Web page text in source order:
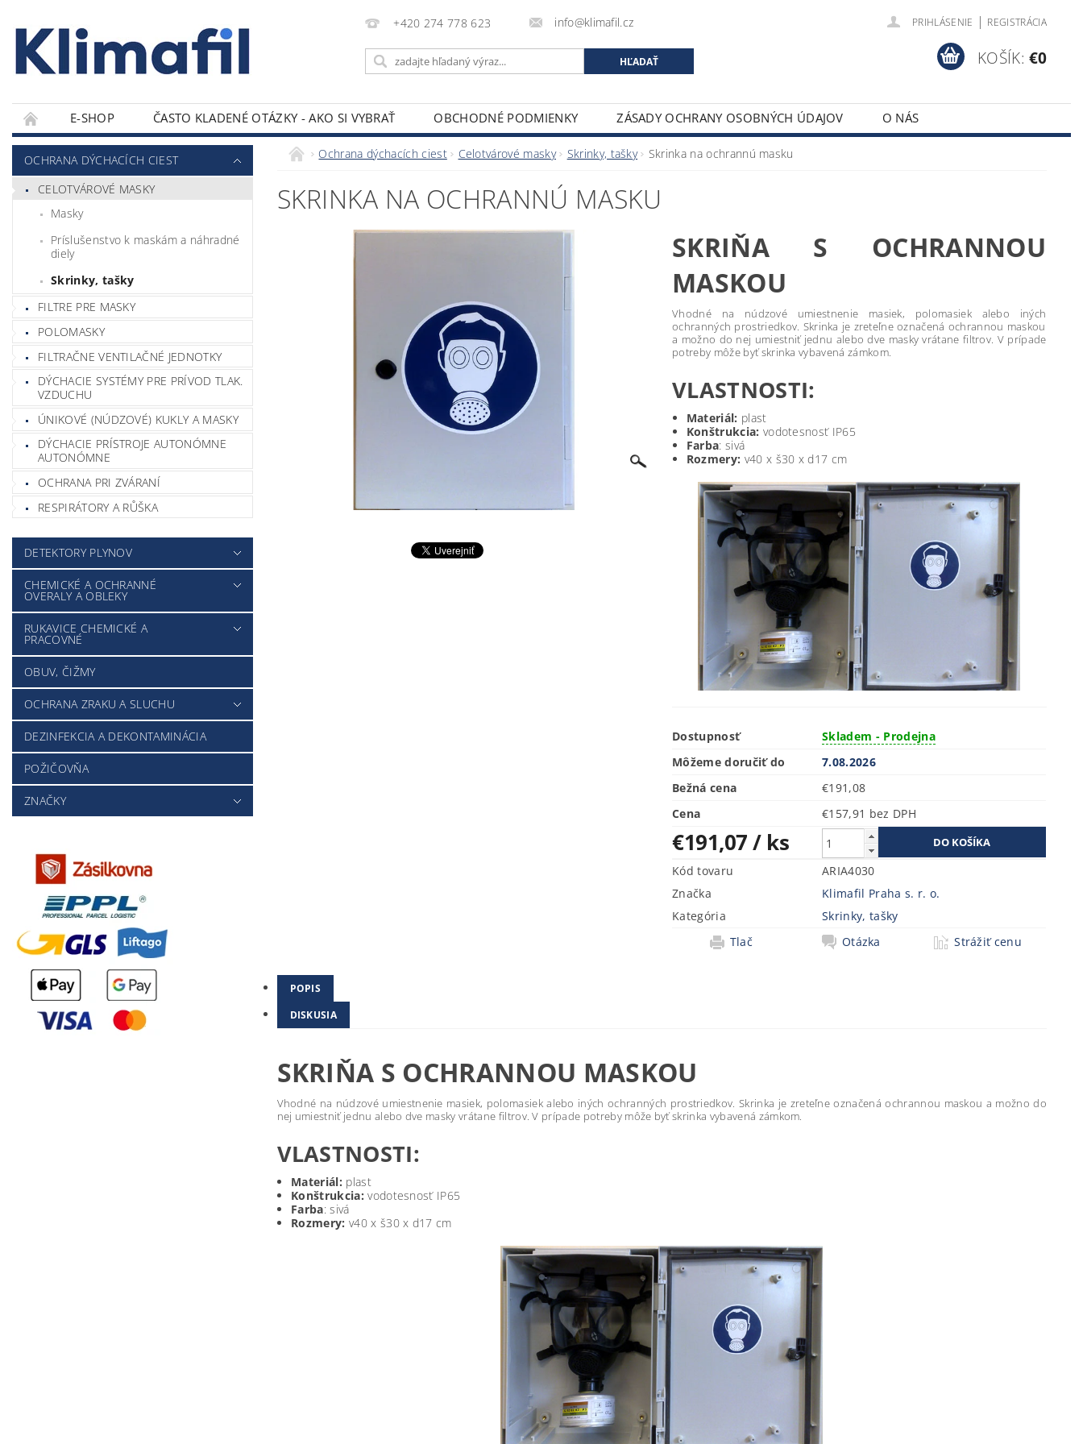
+420 274 778 623 info@klimafil.cz PRIHLÁSENIE | REGISTRÁCIA
KOŠÍK: €0
E-SHOP ČASTO KLADENÉ OTÁZKY - AKO SI VYBRAŤ OBCHODNÉ PODMIENKY ZÁSADY OCHRANY OSOBNÝCH ÚDAJOV
O NÁS
KONTAKTY
OCHRANA DÝCHACÍCH CIEST
CELOTVÁROVÉ MASKY
Masky
Príslušenstvo k maskám a náhradné
diely
Skrinky, tašky
FILTRE PRE MASKY
POLOMASKY
FILTRAČNE VENTILAČNÉ JEDNOTKY
DÝCHACIE SYSTÉMY PRE PRÍVOD TLAK.
VZDUCHU
ÚNIKOVÉ (NÚDZOVÉ) KUKLY A MASKY
DÝCHACIE PRÍSTROJE AUTONÓMNE
AUTONÓMNE
OCHRANA PRI ZVÁRANÍ
RESPIRÁTORY A RŮŠKA
DETEKTORY PLYNOV
CHEMICKÉ A OCHRANNÉ
OVERALY A OBLEKY
RUKAVICE CHEMICKÉ A
PRACOVNÉ
OBUV, ČIŽMY
OCHRANA ZRAKU A SLUCHU
DEZINFEKCIA A DEKONTAMINÁCIA
POŽIČOVŇA
ZNAČKY
Ochrana dýchacích ciest Celotvárové masky Skrinky, tašky Skrinka na ochrannú masku
SKRINKA NA OCHRANNÚ MASKU
SKRIŇA S OCHRANNOU
MASKOU
Vhodné na núdzové umiestnenie masiek, polomasiek alebo iných
ochranných prostriedkov. Skrinka je zreteľne označená ochrannou maskou
a možno do nej umiestniť jednu alebo dve masky vrátane filtrov. V prípade
potreby môže byť skrinka vybavená zámkom.
VLASTNOSTI:
Materiál: plast
Konštrukcia: vodotesnosť IP65
Farba: sivá
Rozmery: v40 x š30 x d17 cm
Dostupnosť
Skladem - Prodejna
Môžeme doručiť do
7.08.2026
Bežná cena
€191,08
Cena
€157,91 bez DPH
€191,07/ ks
Kód tovaru
ARIA4030
Značka
Klimafil Praha s. r. o.
Kategória
Skrinky, tašky
Tlač
Otázka Strážiť cenu
POPIS
DISKUSIA
SKRIŇA S OCHRANNOU MASKOU
Vhodné na núdzové umiestnenie masiek, polomasiek alebo iných ochranných prostriedkov. Skrinka je zreteľne označená ochrannou maskou a možno do
nej umiestniť jednu alebo dve masky vrátane filtrov. V prípade potreby môže byť skrinka vybavená zámkom.
VLASTNOSTI:
Materiál: plast
Konštrukcia: vodotesnosť IP65
Farba: sivá
Rozmery: v40 x š30 x d17 cm